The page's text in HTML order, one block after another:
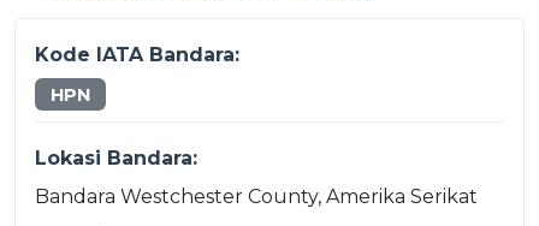
Kode IATA Bandara:
HPN
Lokasi Bandara:
Bandara Westchester County, Amerika Serikat